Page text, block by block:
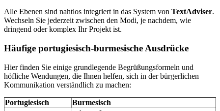
Alle Ebenen sind nahtlos integriert in das System von TextAdviser.
Wechseln Sie jederzeit zwischen den Modi, je nachdem, wie
dringend oder komplex Ihr Projekt ist.
Häufige portugiesisch-burmesische Ausdrücke
Hier finden Sie einige grundlegende Begrüßungsformeln und
höfliche Wendungen, die Ihnen helfen, sich in der bürgerlichen
Kommunikation verständlich zu machen:
Portugiesisch
Burmesisch